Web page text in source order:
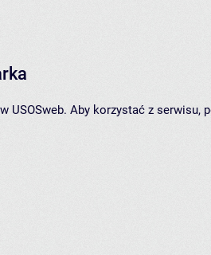
USOSweb. Aby korzystać z serwisu,